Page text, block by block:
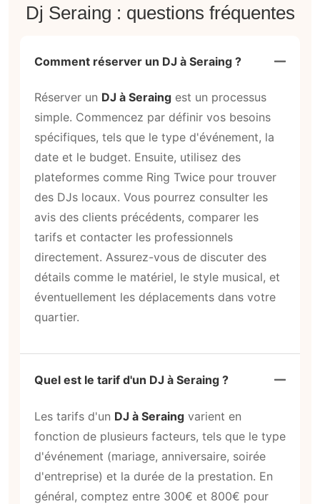
Dj Seraing : questions fréquentes
Comment réserver un DJ à Seraing ?
Réserver un DJ à Seraing est un processus
simple. Commencez par définir vos besoins
spécifiques, tels que le type d'événement, la
date et le budget. Ensuite, utilisez des
plateformes comme Ring Twice pour trouver
des DJs locaux. Vous pourrez consulter les
avis des clients précédents, comparer les
tarifs et contacter les professionnels
directement. Assurez-vous de discuter des
détails comme le matériel, le style musical, et
éventuellement les déplacements dans votre
quartier.
Quel est le tarif d'un DJ à Seraing ?
Les tarifs d'un DJ à Seraing varient en
fonction de plusieurs facteurs, tels que le type
d'événement (mariage, anniversaire, soirée
d'entreprise) et la durée de la prestation. En
général, comptez entre 300€ et 800€ pour